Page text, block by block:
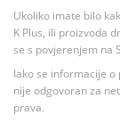
Ukoliko imate bilo
K Plus, ili proizvoda
se s povjerenjem na
Iako se informacije
nije odgovoran za
prava.